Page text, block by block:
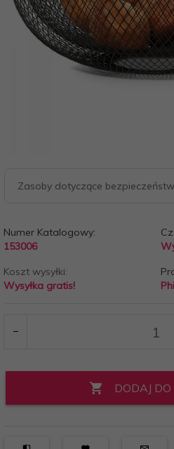
Zasoby dotyczące
Numer Katalogowy:
153006
Koszt wysyłki:
Wysyłka gratis!
DODAJ